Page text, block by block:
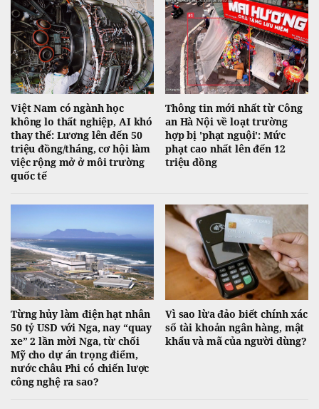
Việt Nam có ngành học
không lo thất nghiệp, AI khó
thay thế: Lương lên đến 50
triệu đồng/tháng, cơ hội làm
việc rộng mở ở môi trường
quốc tế
Thông tin mới nhất từ Công
an Hà Nội về loạt trường
hợp bị 'phạt nguội': Mức
phạt cao nhất lên đến 12
triệu đồng
Từng hủy làm điện hạt nhân
50 tỷ USD với Nga, nay “quay
xe” 2 lần mời Nga, từ chối
Mỹ cho dự án trọng điểm,
nước châu Phi có chiến lược
công nghệ ra sao?
Vì sao lừa đảo biết chính xác
số tài khoản ngân hàng, mật
khẩu và mã của người dùng?